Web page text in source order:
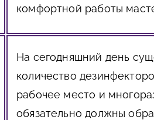
комфортной работы
На сегодняшний день
количество
рабочее место и
обязательно должны